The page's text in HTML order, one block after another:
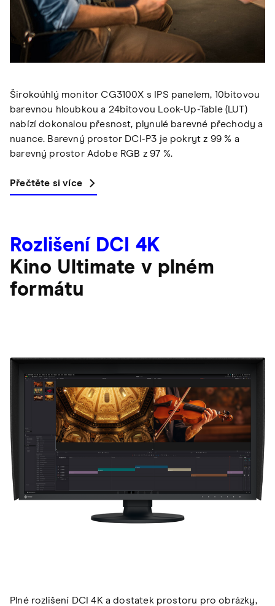
Širokoúhlý monitor CG3100X s IPS panelem, 10bitovou
barevnou hloubkou a 24bitovou Look-Up-Table (LUT)
nabízí dokonalou přesnost, plynulé barevné přechody a
nuance. Barevný prostor DCI-P3 je pokryt z 99 % a
barevný prostor Adobe RGB z 97 %.
Přečtěte si více
Rozlišení DCI 4K
Kino Ultimate v plném
formátu
Plné rozlišení DCI 4K a dostatek prostoru pro obrázky,